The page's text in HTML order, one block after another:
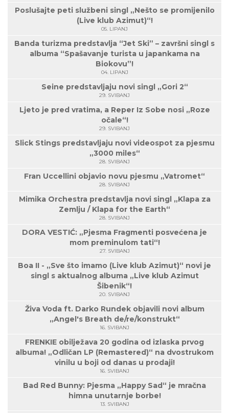
Poslušajte peti službeni singl „Nešto se promijenilo
(Live klub Azimut)“!
05. LIPANJ
Banda turizma predstavlja “Jet Ski” – završni singl s
albuma “Spašavanje turista u japankama na
Biokovu”!
04. LIPANJ
Seine predstavljaju novi singl „Gori 2“
29. SVIBANJ
Ljeto je pred vratima, a Reper Iz Sobe nosi „Roze
očale“!
29. SVIBANJ
Slick Stings predstavljaju novi videospot za pjesmu
„3000 miles“
28. SVIBANJ
Fran Uccellini objavio novu pjesmu „Vatromet“
28. SVIBANJ
Mimika Orchestra predstavlja novi singl „Klapa za
Zemlju / Klapa for the Earth“
28. SVIBANJ
DORA VESTIĆ: „Pjesma Fragmenti posvećena je
mom preminulom tati“!
27. SVIBANJ
Boa II - „Sve što imamo (Live klub Azimut)“ novi je
singl s aktualnog albuma „Live klub Azimut
Šibenik“!
20. SVIBANJ
Živa Voda ft. Darko Rundek objavili novi album
„Angel's Breath de/re/konstrukt“
16. SVIBANJ
FRENKIE obilježava 20 godina od izlaska prvog
albuma! „Odličan LP (Remastered)“ na dvostrukom
vinilu u boji od danas u prodaji!
16. SVIBANJ
Bad Red Bunny: Pjesma „Happy Sad“ je mračna
himna unutarnje borbe!
13. SVIBANJ